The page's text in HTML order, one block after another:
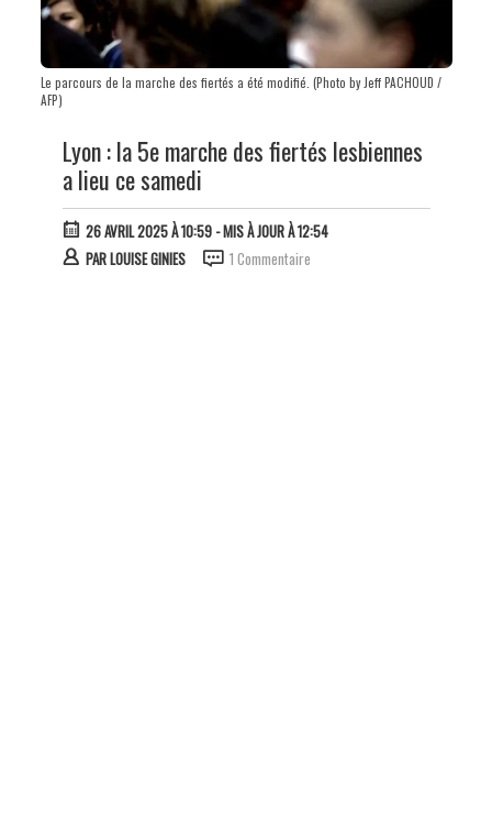
Le parcours de la marche des fiertés a été modifié. (Photo by Jeff PACHOUD /
AFP)
Lyon : la 5e marche des fiertés lesbiennes
a lieu ce samedi
26 AVRIL 2025 À 10:59- MIS À JOUR À 12:54
PARLOUISE GINIES 1 Commentaire